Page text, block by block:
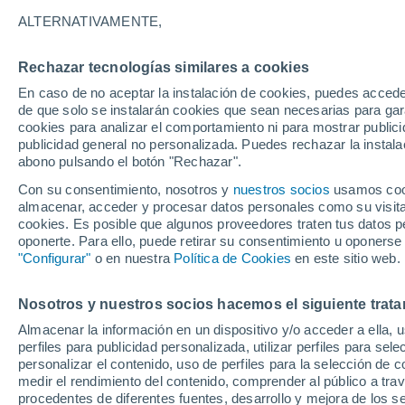
ALTERNATIVAMENTE,
Rechazar tecnologías similares a cookies
En caso de no aceptar la instalación de cookies, puedes
de que solo se instalarán cookies que sean necesarias para
cookies para analizar el comportamiento ni para mostrar
publicidad general no personalizada. Puedes rechazar la
abono pulsando el botón "Rechazar".
Con su consentimiento, nosotros y nuestros socios usamos
almacenar, acceder y procesar datos personales como su
cookies. Es posible que algunos proveedores traten tus datos
oponerte. Para ello, puede retirar su consentimiento u
"Configurar" o en nuestra Política de Cookies en este sitio web.
Nosotros y nuestros socios hacemos el siguiente
Almacenar la información en un dispositivo y/o acceder a
perfiles para publicidad personalizada, utilizar perfiles para
personalizar el contenido, uso de perfiles para la selección de
medir el rendimiento del contenido, comprender al público a
procedentes de diferentes fuentes, desarrollo y mejora de los
17°
Sensación de 17°
17-25
¿Lloverá en el eclipse?
miércoles en España
El Tiempo 1 - 7 días Por horas Actualidad Mapa
Hoy
9 Ago
Mañana
10 Ago
90%
Martes
11 Ago
30%